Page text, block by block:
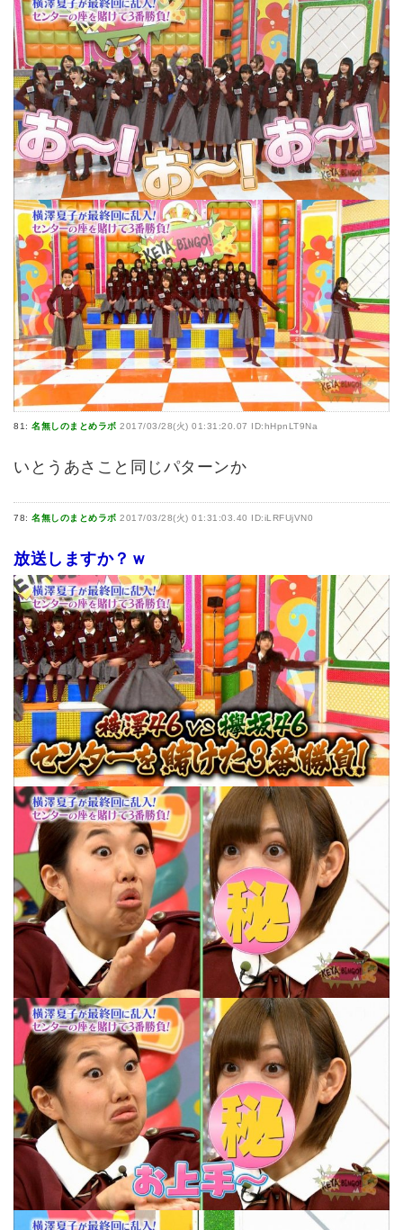
81: 名無しのまとめラボ 2017/03/28(火) 01:31:20.07 ID:hHpnLT9Na
いとうあさこと同じパターンか
78: 名無しのまとめラボ 2017/03/28(火) 01:31:03.40 ID:iLRFUjVN0
放送しますか？ｗ